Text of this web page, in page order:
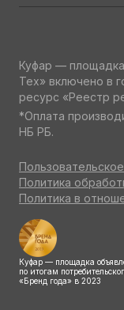
Куфар —
Тех» включено в
ресурс «Реестр
*Оплата
НБ РБ.
Политика
Политика в
Куфар — площадка
по итогам
«Бренд года» в 2023